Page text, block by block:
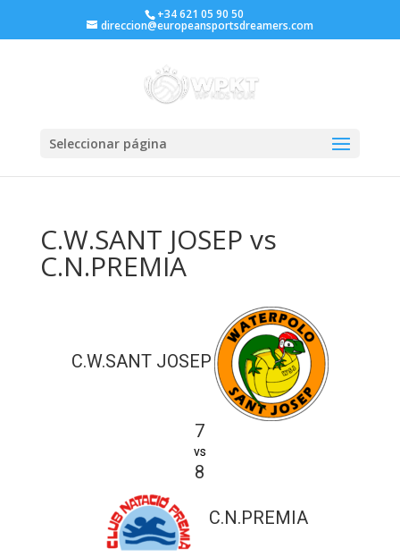
+34 621 05 90 50
direccion@europeansportsdreamers.com
Seleccionar página
C.W.SANT JOSEP vs
C.N.PREMIA
C.W.SANT JOSEP
7
vs
8
C.N.PREMIA